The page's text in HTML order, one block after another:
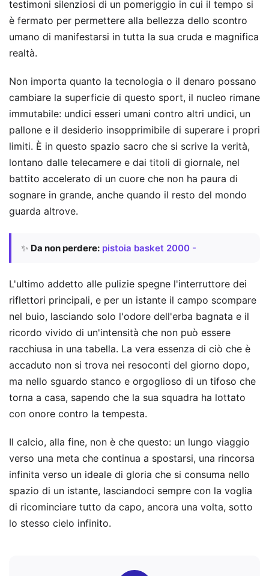
testimoni silenziosi di un pomeriggio in cui il tempo si
è fermato per permettere alla bellezza dello scontro
umano di manifestarsi in tutta la sua cruda e magnifica
realtà.
Non importa quanto la tecnologia o il denaro possano
cambiare la superficie di questo sport, il nucleo rimane
immutabile: undici esseri umani contro altri undici, un
pallone e il desiderio insopprimibile di superare i propri
limiti. È in questo spazio sacro che si scrive la verità,
lontano dalle telecamere e dai titoli di giornale, nel
battito accelerato di un cuore che non ha paura di
sognare in grande, anche quando il resto del mondo
guarda altrove.
✨ Da non perdere: pistoia basket 2000 -
L'ultimo addetto alle pulizie spegne l'interruttore dei
riflettori principali, e per un istante il campo scompare
nel buio, lasciando solo l'odore dell'erba bagnata e il
ricordo vivido di un'intensità che non può essere
racchiusa in una tabella. La vera essenza di ciò che è
accaduto non si trova nei resoconti del giorno dopo,
ma nello sguardo stanco e orgoglioso di un tifoso che
torna a casa, sapendo che la sua squadra ha lottato
con onore contro la tempesta.
Il calcio, alla fine, non è che questo: un lungo viaggio
verso una meta che continua a spostarsi, una rincorsa
infinita verso un ideale di gloria che si consuma nello
spazio di un istante, lasciandoci sempre con la voglia
di ricominciare tutto da capo, ancora una volta, sotto
lo stesso cielo infinito.